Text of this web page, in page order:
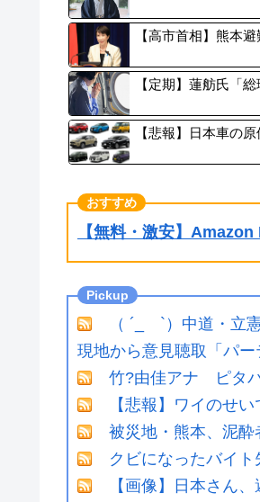
【高市首相】熊本
【定期】蓮舫氏「
【悲報】日本車の
【無料・激安】
（ ´_ゝ`）中道・
現地から意見聴取「パ
竹?由佳アナ ピタパ
【悲報】ワイのせ
被災地・熊本、泥
クビになったバイ
【画像】日本さん